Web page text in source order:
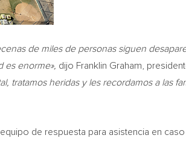
de miles de personas siguen
es enorme», dijo Franklin Graham,
tratamos heridas y les recordamos a las
de respuesta para asistencia en